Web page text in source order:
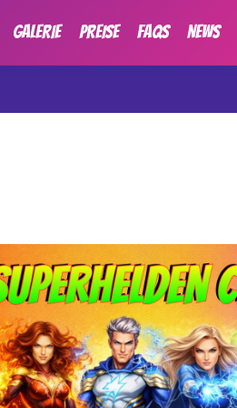
GALERIE PREISE FAQs News
Outlook Live